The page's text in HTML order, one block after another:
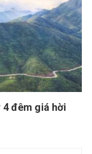
đêm giá hời